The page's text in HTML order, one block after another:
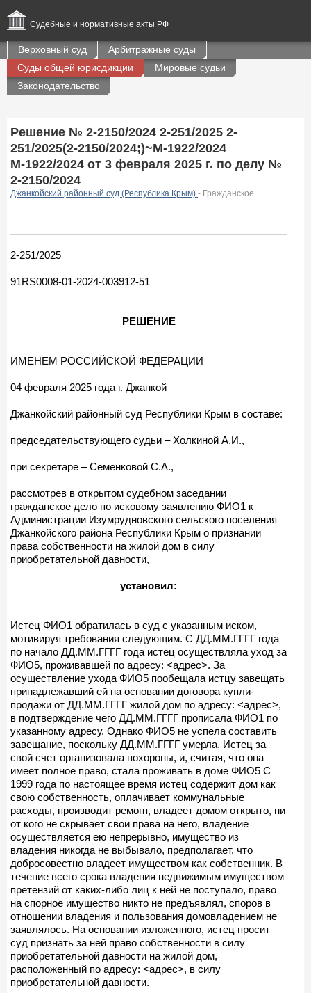
Судебные и нормативные акты РФ
Верховный суд
Арбитражные суды
Суды общей юрисдикции
Мировые судьи
Законодательство
Решение № 2-2150/2024 2-251/2025 2-
251/2025(2-2150/2024;)~М-1922/2024
М-1922/2024 от 3 февраля 2025 г. по делу №
2-2150/2024
Джанкойский районный суд (Республика Крым) - Гражданское
2-251/2025
91RS0008-01-2024-003912-51
РЕШЕНИЕ
ИМЕНЕМ РОССИЙСКОЙ ФЕДЕРАЦИИ
04 февраля 2025 года г. Джанкой
Джанкойский районный суд Республики Крым в составе:
председательствующего судьи – Холкиной А.И.,
при секретаре – Семенковой С.А.,
рассмотрев в открытом судебном заседании
гражданское дело по исковому заявлению ФИО1 к
Администрации Изумрудновского сельского поселения
Джанкойского района Республики Крым о признании
права собственности на жилой дом в силу
приобретательной давности,
установил:
Истец ФИО1 обратилась в суд с указанным иском,
мотивируя требования следующим. С ДД.ММ.ГГГГ года
по начало ДД.ММ.ГГГГ года истец осуществляла уход за
ФИО5, проживавшей по адресу: <адрес>. За
осуществление ухода ФИО5 пообещала истцу завещать
принадлежавший ей на основании договора купли-
продажи от ДД.ММ.ГГГГ жилой дом по адресу: <адрес>,
в подтверждение чего ДД.ММ.ГГГГ прописала ФИО1 по
указанному адресу. Однако ФИО5 не успела составить
завещание, поскольку ДД.ММ.ГГГГ умерла. Истец за
свой счет организовала похороны, и, считая, что она
имеет полное право, стала проживать в доме ФИО5 С
1999 года по настоящее время истец содержит дом как
свою собственность, оплачивает коммунальные
расходы, производит ремонт, владеет домом открыто, ни
от кого не скрывает свои права на него, владение
осуществляется ею непрерывно, имущество из
владения никогда не выбывало, предполагает, что
добросовестно владеет имуществом как собственник. В
течение всего срока владения недвижимым имуществом
претензий от каких-либо лиц к ней не поступало, право
на спорное имущество никто не предъявлял, споров в
отношении владения и пользования домовладением не
заявлялось. На основании изложенного, истец просит
суд признать за ней право собственности в силу
приобретательной давности на жилой дом,
расположенный по адресу: <адрес>, в силу
приобретательной давности.